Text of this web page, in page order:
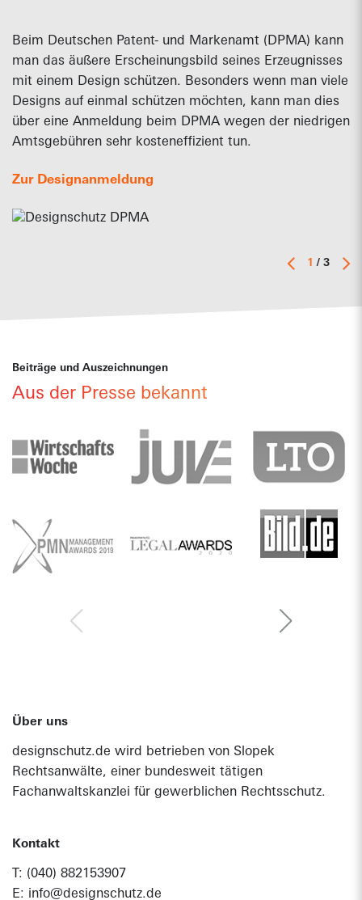
Beim Deutschen Patent- und Markenamt (DPMA) kann
man das äußere Erscheinungsbild seines Erzeugnisses
mit einem Design schützen. Besonders wenn man viele
Designs auf einmal schützen möchten, kann man dies
über eine Anmeldung beim DPMA wegen der niedrigen
Amtsgebühren sehr kosteneffizient tun.
Zur Designanmeldung
1 / 3
Beiträge und Auszeichnungen
Aus der Presse bekannt
Über uns
designschutz.de wird betrieben von Slopek
Rechtsanwälte, einer bundesweit tätigen
Fachanwaltskanzlei für gewerblichen Rechtsschutz.
Kontakt
T: (040) 882153907
E: info@designschutz.de